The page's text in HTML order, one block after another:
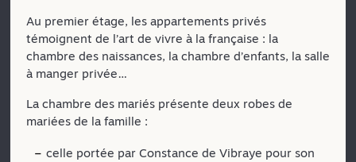
Au premier étage, les appartements privés
témoignent de l’art de vivre à la française : la
chambre des naissances, la chambre d’enfants, la salle
à manger privée…
La chambre des mariés présente deux robes de
mariées de la famille :
celle portée par Constance de Vibraye pour son